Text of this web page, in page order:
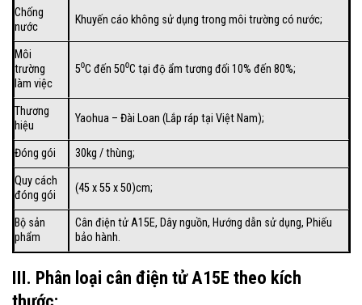
Chống
nước
Khuyến cáo không sử dụng trong môi trường có nước;
Môi
trường
làm việc
5⁰C đến 50⁰C tại độ ẩm tương đối 10% đến 80%;
Thương
hiệu
Yaohua – Đài Loan (Lắp ráp tại Việt Nam);
Đóng gói
30kg / thùng;
Quy cách
đóng gói
(45 x 55 x 50)cm;
Bộ sản
phẩm
Cân điện tử A15E, Dây nguồn, Hướng dẫn sử dụng, Phiếu
bảo hành.
III. Phân loại cân điện tử A15E theo kích